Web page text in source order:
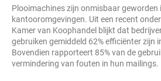
Plooimachines zijn onmisbaar geworden
kantooromgevingen. Uit een recent
Kamer van Koophandel blijkt dat
gebruiken gemiddeld 62% efficiënter zijn
Bovendien rapporteert 85% van de
vermindering van fouten in hun mailings.